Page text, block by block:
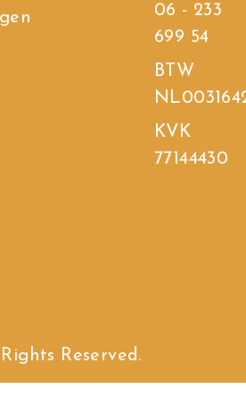
06 - 233
699 54
BTW
KVK
77144430
Reserved.